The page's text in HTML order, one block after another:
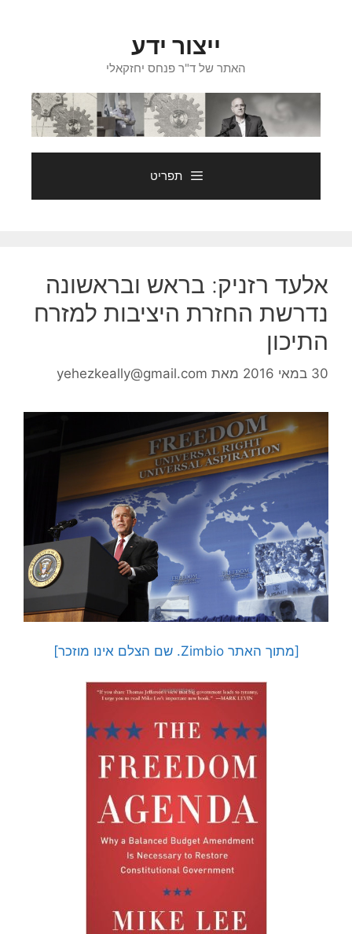
ייצור ידע
האתר של ד"ר פנחס יחזקאלי
תפריט
אלעד רזניק: בראש ובראשונה
נדרשת החזרת היציבות למזרח
התיכון
30 במאי 2016 מאת yehezkeally@gmail.com
[מתוך האתר Zimbio. שם הצלם אינו מוזכר]